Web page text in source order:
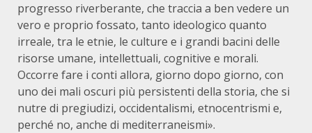
progresso riverberante, che traccia a ben vedere un
vero e proprio fossato, tanto ideologico quanto
irreale, tra le etnie, le culture e i grandi bacini delle
risorse umane, intellettuali, cognitive e morali.
Occorre fare i conti allora, giorno dopo giorno, con
uno dei mali oscuri più persistenti della storia, che si
nutre di pregiudizi, occidentalismi, etnocentrismi e,
perché no, anche di mediterraneismi».